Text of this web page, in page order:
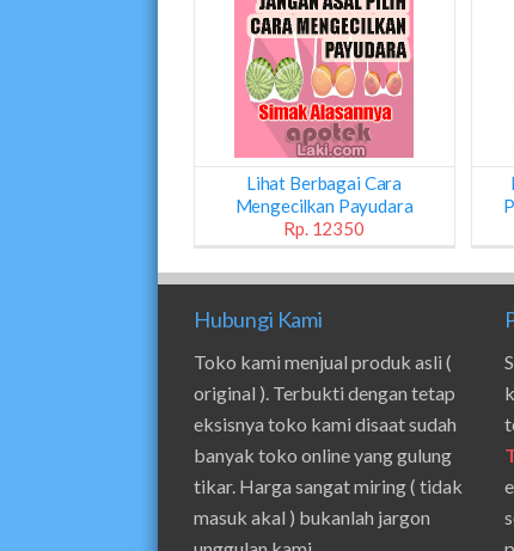
Lihat Berbagai Cara
Mengecilkan Payudara
Rp. 12350
Hubungi Kami
Toko kami menjual produk asli (
original ). Terbukti dengan tetap
eksisnya toko kami disaat sudah
banyak toko online yang gulung
tikar. Harga sangat miring ( tidak
masuk akal ) bukanlah jargon